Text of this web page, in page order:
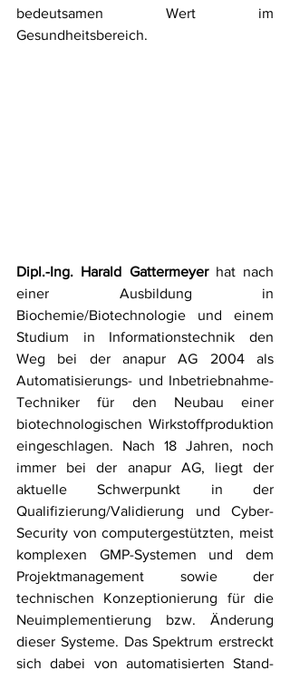
bedeutsamen Wert im
Gesundheitsbereich.
Dipl.-Ing. Harald Gattermeyer hat nach
einer Ausbildung in
Biochemie/Biotechnologie und einem
Studium in Informationstechnik den
Weg bei der anapur AG 2004 als
Automatisierungs- und Inbetriebnahme-
Techniker für den Neubau einer
biotechnologischen Wirkstoffproduktion
eingeschlagen. Nach 18 Jahren, noch
immer bei der anapur AG, liegt der
aktuelle Schwerpunkt in der
Qualifizierung/Validierung und Cyber-
Security von computergestützten, meist
komplexen GMP-Systemen und dem
Projektmanagement sowie der
technischen Konzeptionierung für die
Neuimplementierung bzw. Änderung
dieser Systeme. Das Spektrum erstreckt
sich dabei von automatisierten Stand-